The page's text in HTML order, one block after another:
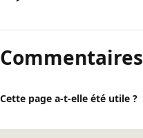
Commentaires
Cette page a-t-elle été utile ?